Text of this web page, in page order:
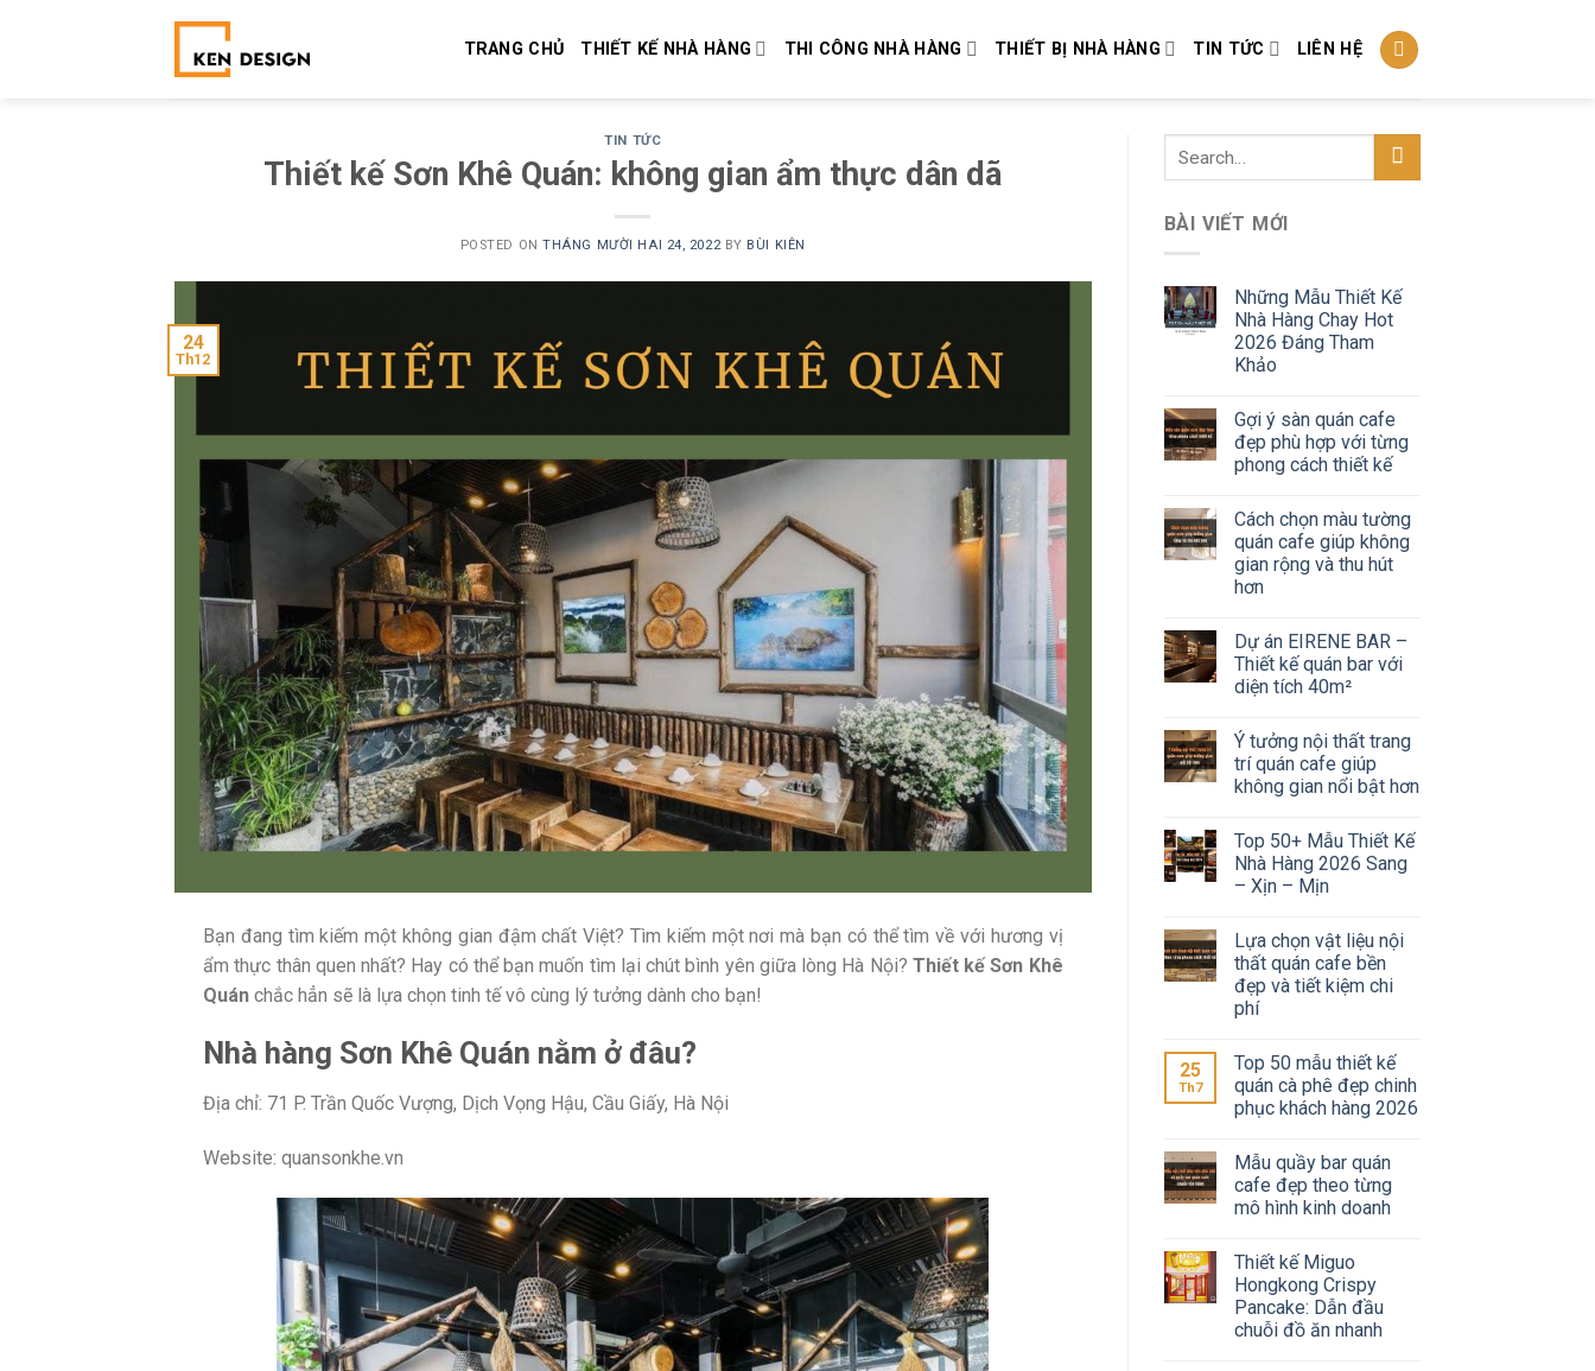
TRANG CHỦ THIẾT KẾ NHÀ HÀNG THI CÔNG NHÀ HÀNG THIẾT BỊ NHÀ HÀNG TIN TỨC LIÊN HỆ
TIN TỨC
Thiết kế Sơn Khê Quán: không gian ẩm thực dân dã
POSTED ONTHÁNG MƯỜI HAI 24, 2022 BY BÙI KIÊN
24
Th12
Bạn đang tìm kiếm một không gian đậm chất Việt? Tìm kiếm một nơi mà bạn có thể tìm về với hương vị
ẩm thực thân quen nhất? Hay có thể bạn muốn tìm lại chút bình yên giữa lòng Hà Nội? Thiết kế Sơn Khê
Quán chắc hẳn sẽ là lựa chọn tinh tế vô cùng lý tưởng dành cho bạn!
Nhà hàng Sơn Khê Quán nằm ở đâu?
Địa chỉ: 71 P. Trần Quốc Vượng, Dịch Vọng Hậu, Cầu Giấy, Hà Nội
Website: quansonkhe.vn
BÀI VIẾT MỚI
Những Mẫu Thiết Kế
Nhà Hàng Chay Hot
2026 Đáng Tham
Khảo
Gợi ý sàn quán cafe
đẹp phù hợp với từng
phong cách thiết kế
Cách chọn màu tường
quán cafe giúp không
gian rộng và thu hút
hơn
Dự án EIRENE BAR –
Thiết kế quán bar với
diện tích 40m²
Ý tưởng nội thất trang
trí quán cafe giúp
không gian nổi bật hơn
Top 50+ Mẫu Thiết Kế
Nhà Hàng 2026 Sang
– Xịn – Mịn
Lựa chọn vật liệu nội
thất quán cafe bền
đẹp và tiết kiệm chi
phí
25
Th7
Top 50 mẫu thiết kế
quán cà phê đẹp chinh
phục khách hàng 2026
Mẫu quầy bar quán
cafe đẹp theo từng
mô hình kinh doanh
Thiết kế Miguo
Hongkong Crispy
Pancake: Dẫn đầu
chuỗi đồ ăn nhanh